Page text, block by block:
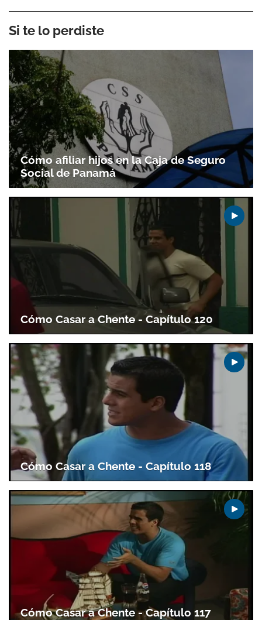
Gracias por suscribirte a nuestro boletín.
ACEPTAR
Si te lo perdiste
Cómo afiliar hijos en la Caja de Seguro
Social de Panamá
Cómo Casar a Chente - Capítulo 120
Cómo Casar a Chente - Capítulo 118
Cómo Casar a Chente - Capítulo 117